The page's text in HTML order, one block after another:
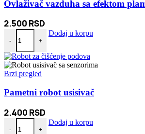
Ovlaživač vazduha sa efektom
2.500 RSD
-
Ovlaživač vazduha sa efektom plamena
+
Dodaj u korpu
Brzi pregled
Pametni robot usisivač
2.400 RSD
-
Pametni robot usisivač količina
+
Dodaj u korpu